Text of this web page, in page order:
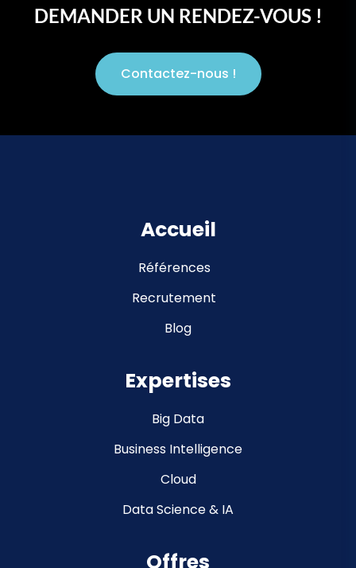
DEMANDER UN RENDEZ-VOUS !
Contactez-nous !
Accueil
Références
Recrutement
Blog
Expertises
Big Data
Business Intelligence
Cloud
Data Science & IA
Offres